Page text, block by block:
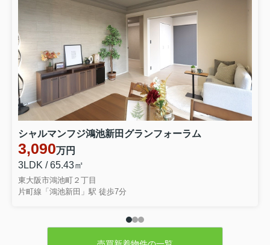
☆★☆成約御礼☆★☆
東大阪市永和３丁目 中古テラスハウ
スをご契約いただきましたこの度はミ
ーツ不動産をいただき誠にありがとう
ございます。無事ご成約に至ることが
でき大変嬉しく思っております。リフ
ォームでお時間を頂き恐縮ではご...
2026.06.28
☆★☆成約御礼☆★☆
東大阪市大蓮南４丁目 中古一戸建を
足いただけるよう引きつづきしっ...
シャルマンフジ鴻池新田グランフォーラム
3,090万円
3LDK / 65.43㎡
東大阪市鴻池町２丁目
片町線「鴻池新田」駅 徒歩7分